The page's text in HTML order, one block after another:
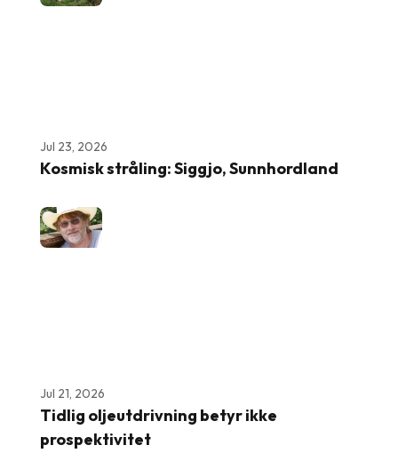
Jul 23, 2026
Kosmisk stråling: Siggjo, Sunnhordland
Jul 21, 2026
Tidlig oljeutdrivning betyr ikke
prospektivitet